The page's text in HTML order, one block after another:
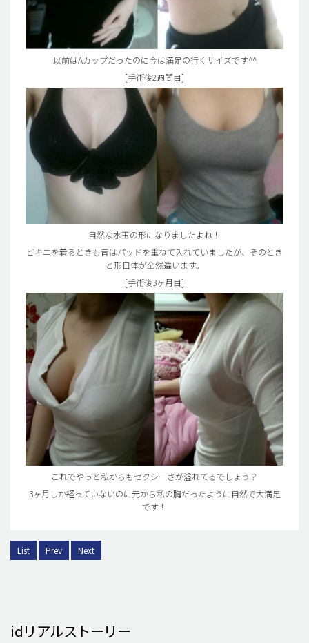
以前はAカップだったのに今は満足の行くサイズです^^
[手術後2週間目]
自然な水玉の形になりましたよね！
ビキニを着るときも昔はパッドを重ねて入れていましたが、そのとき
と形自体が全然違います。
[手術後3ヶ月目]
これでやっと私からもセクシーさが溢れてるでしょう？
3ヶ月しか経っていないのに元から私の胸だったように自然で大満足
です！
List Prev Next
idリアルストーリー